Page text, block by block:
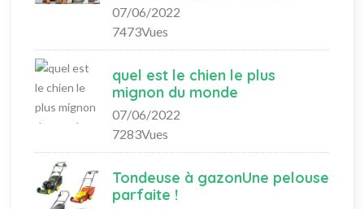
07/06/2022
7473Vues
quel est le chien le plus
mignon du monde
07/06/2022
7283Vues
Tondeuse à gazonUne pelouse
parfaite !